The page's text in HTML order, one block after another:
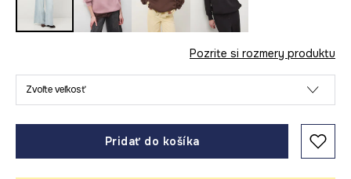
Pozrite si rozmery produktu
Zvoľte veľkosť
Pridať do košíka